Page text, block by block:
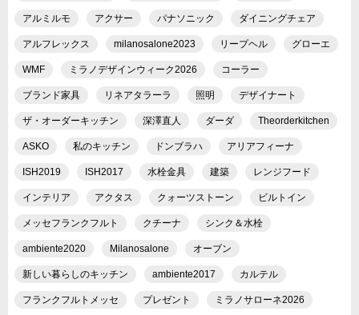
アルミルモ アクサー パナソニック ダイニングチェア
アルフレックス milanosalone2023 リープヘル グローエ
WMF ミラノデザインウィーク2026 コーラー
ブランド家具 リネアタラーラ 照明 デザイナート
ザ・オーダーキッチン 深澤直人 ダーダ Theorderkitchen
ASKO 私のキッチン ドンブラハ アリアフィーナ
ISH2019 ISH2017 水栓金具 建築 レンジフード
インテリア アクタス クォーツストーン ビルトイン
メッセフランクフルト クチーナ シンク＆水栓
ambiente2020 Milanosalone オーブン
新しい暮らしのキッチン ambiente2017 カルテル
フランクフルトメッセ プレゼント ミラノサローネ2026